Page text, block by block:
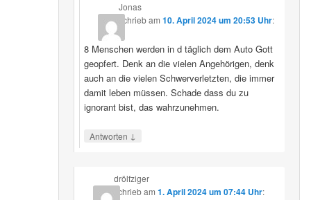
Jonas
schriebam10. April 2024 um 20:53 Uhr:
8 Menschen werden in d täglich dem Auto Gott
geopfert. Denk an die vielen Angehörigen, denk
auch an die vielen Schwerverletzten, die immer
damit leben müssen. Schade dass du zu
ignorant bist, das wahrzunehmen.
Antworten ↓
drölfziger
schriebam 1. April 2024 um 07:44 Uhr: